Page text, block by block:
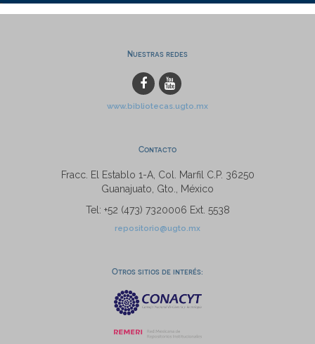
Nuestras redes
www.bibliotecas.ugto.mx
Contacto
Fracc. El Establo 1-A, Col. Marfil C.P. 36250
Guanajuato, Gto., México
Tel: +52 (473) 7320006 Ext. 5538
repositorio@ugto.mx
Otros sitios de interés: